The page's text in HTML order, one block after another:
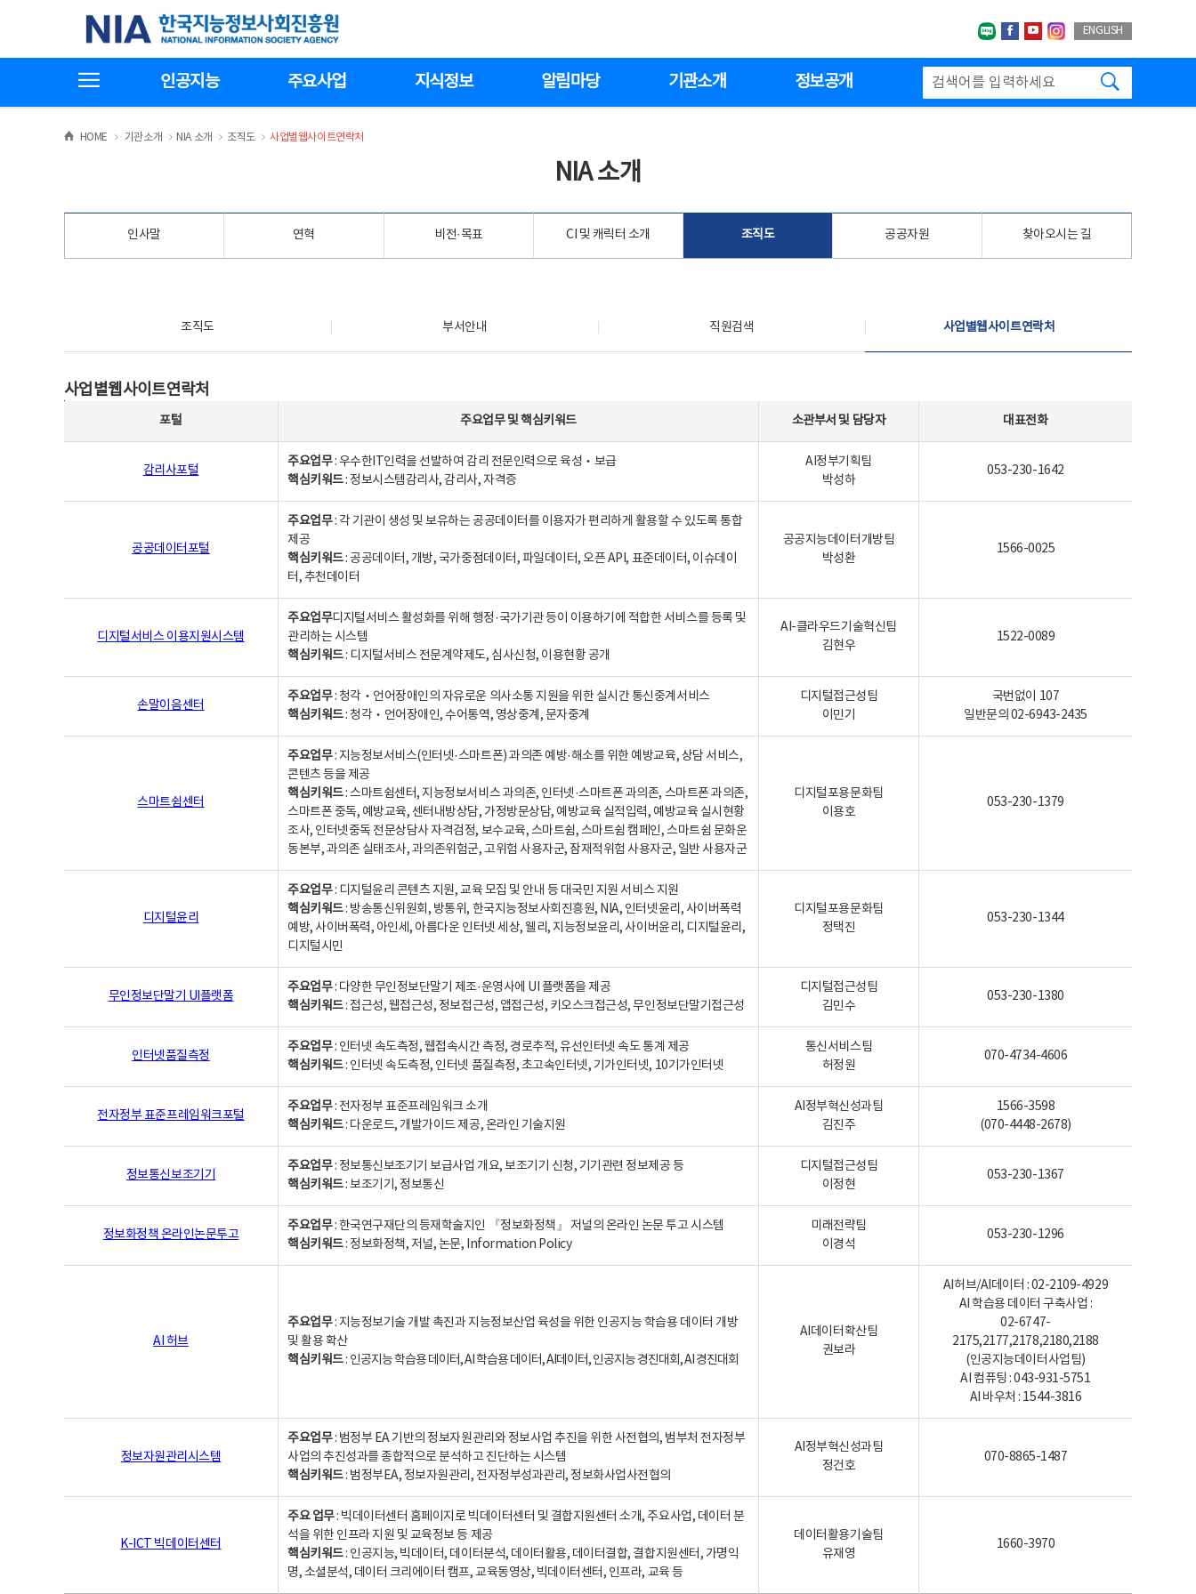
기
한국지능정보사회진흥원
네이버블로그
페이스북
유투브인스타그랩
ENGLISH
인공지능 주요사업 지식정보 알림마당 기관소개 정보공개
HOME >
기관소개 >NIA 소개 >
조직도 >
사업별웹사이트연락처
NIA 소개
인사말 연혁 비전·목표 CI 및 캐릭터 소개 조직도 공공자원 찾아오시는 길
조직도 부서안내 직원검색 사업별웹사이트연락처
사업별웹사이트연락처
포털 주요업무및핵심키워드 소관부서 및 담당자 대표전화
감리사포털
주요업무: 우수한IT인력을 선발하여 감리 전문인력으로 육성‧보급
핵심키워드: 정보시스템감리사, 감리사, 자격증
AI정부기획팀
박성하
053-230-1642
공공데이터포털
주요업무: 각 기관이 생성 및 보유하는 공공데이터를 이용자가 편리하게 활용할 수 있도록 통합
제공
핵심키워드: 공공데이터, 개방, 국가중점데이터, 파일데이터, 오픈 API, 표준데이터, 이슈데이
터, 추천데이터
공공지능데이터개방팀
박성환
1566-0025
디지털서비스 이용지원시스템
주요업무디지털서비스 활성화를 위해 행정·국가기관 등이 이용하기에 적합한 서비스를 등록 및
관리하는 시스템
핵심키워드: 디지털서비스 전문계약제도, 심사신청, 이용현황 공개
AI-클라우드기술혁신팀
김현우
1522-0089
손말이음센터
주요업무: 청각‧언어장애인의 자유로운 의사소통 지원을 위한 실시간 통신중계서비스
핵심키워드: 청각‧언어장애인, 수어통역, 영상중계, 문자중계
디지털접근성팀
이민기
국번없이 107
일반문의 02-6943-2435
스마트쉼센터
주요업무: 지능정보서비스(인터넷·스마트폰) 과의존 예방·해소를 위한 예방교육, 상담 서비스,
콘텐츠 등을 제공
핵심키워드: 스마트쉼센터, 지능정보서비스 과의존, 인터넷·스마트폰 과의존, 스마트폰 과의존,
스마트폰 중독, 예방교육, 센터내방상담, 가정방문상담, 예방교육 실적입력, 예방교육 실시현황
조사, 인터넷중독 전문상담사 자격검정, 보수교육, 스마트쉼, 스마트쉼 캠페인, 스마트쉼 문화운
동본부, 과의존 실태조사, 과의존위험군, 고위험 사용자군, 잠재적위험 사용자군, 일반 사용자군
디지털포용문화팀
이용호
053-230-1379
디지털윤리
주요업무: 디지털윤리 콘텐츠 지원, 교육 모집 및 안내 등 대국민 지원 서비스 지원
핵심키워드: 방송통신위원회, 방통위, 한국지능정보사회진흥원, NIA, 인터넷윤리, 사이버폭력
예방, 사이버폭력, 아인세, 아름다운 인터넷 세상, 웰리, 지능정보윤리, 사이버윤리, 디지털윤리,
디지털시민
디지털포용문화팀
정택진
053-230-1344
무인정보단말기 UI플랫폼
주요업무: 다양한 무인정보단말기 제조·운영사에 UI 플랫폼을 제공
핵심키워드: 접근성, 웹접근성, 정보접근성, 앱접근성, 키오스크접근성, 무인정보단말기접근성
디지털접근성팀
김민수
053-230-1380
인터넷품질측정
주요업무: 인터넷 속도측정, 웹접속시간 측정, 경로추적, 유선인터넷 속도 통계 제공
핵심키워드: 인터넷 속도측정, 인터넷 품질측정, 초고속인터넷, 기가인터넷, 10기가인터넷
통신서비스팀
허정원
070-4734-4606
전자정부 표준프레임워크포털
주요업무: 전자정부 표준프레임워크 소개
핵심키워드: 다운로드, 개발가이드 제공, 온라인 기술지원
AI정부혁신성과팀
김진주
1566-3598
(070-4448-2678)
정보통신보조기기
주요업무: 정보통신보조기기 보급사업 개요, 보조기기 신청, 기기관련 정보제공 등
핵심키워드: 보조기기, 정보통신
디지털접근성팀
이정현
053-230-1367
정보화정책 온라인논문투고
주요업무: 한국연구재단의 등재학술지인 『정보화정책』 저널의 온라인 논문 투고 시스템
핵심키워드: 정보화정책, 저널, 논문, Information Policy
미래전략팀
이경석
053-230-1296
AI 허브
주요업무: 지능정보기술 개발 촉진과 지능정보산업 육성을 위한 인공지능 학습용 데이터 개방
및 활용 확산
핵심키워드: 인공지능 학습용 데이터, AI 학습용 데이터, AI데이터, 인공지능 경진대회, AI 경진대회
AI데이터확산팀
권보라
AI허브/AI데이터 : 02-2109-4929
AI 학습용 데이터 구축사업 :
02-6747-
2175,2177,2178,2180,2188
(인공지능데이터사업팀)
AI 컴퓨팅 : 043-931-5751
AI 바우처 : 1544-3816
정보자원관리시스템
주요업무: 범정부 EA 기반의 정보자원관리와 정보사업 추진을 위한 사전협의, 범부처 전자정부
사업의 추진성과를 종합적으로 분석하고 진단하는 시스템
핵심키워드: 범정부EA, 정보자원관리, 전자정부성과관리, 정보화사업사전협의
AI정부혁신성과팀
정건호
070-8865-1487
K-ICT 빅데이터센터
주요 업무: 빅데이터센터 홈페이지로 빅데이터센터 및 결합지원센터 소개, 주요사업, 데이터 분
석을 위한 인프라 지원 및 교육정보 등 제공
핵심키워드: 인공지능, 빅데이터, 데이터분석, 데이터활용, 데이터결합, 결합지원센터, 가명익
명, 소셜분석, 데이터 크리에이터 캠프, 교육동영상, 빅데이터센터, 인프라, 교육 등
데이터활용기술팀
유재영
1660-3970